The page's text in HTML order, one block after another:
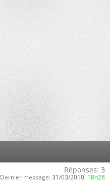
Réponses: 3
Dernier message: 31/03/2010, 18h28